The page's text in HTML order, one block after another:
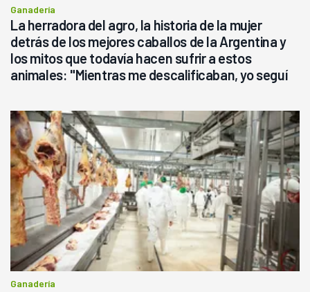
Ganadería
La herradora del agro, la historia de la mujer
detrás de los mejores caballos de la Argentina y
los mitos que todavía hacen sufrir a estos
animales: "Mientras me descalificaban, yo seguí
Ganadería